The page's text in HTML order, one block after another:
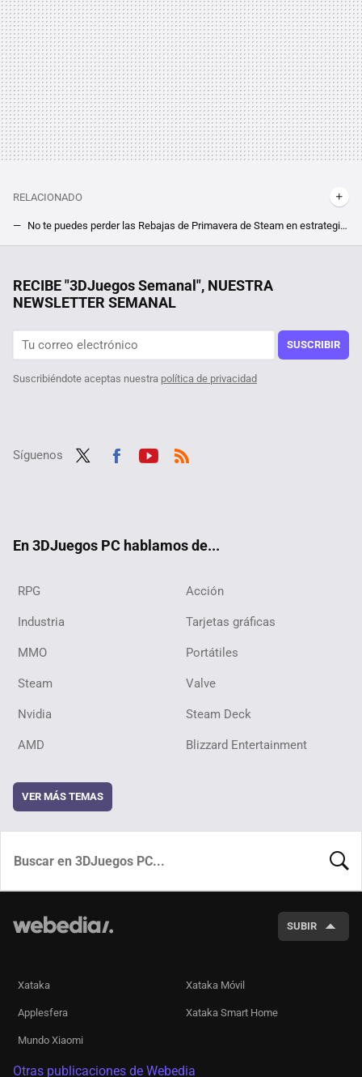
RELACIONADO
No te puedes perder las Rebajas de Primavera de Steam en estrategia y aquí están las más destacadas
¿Un survival de mundo abierto en el que despliegas tus barcos como si fueran pokémons? Es una de las propuestas más alocadas pero bien recibidas de Steam ahora mismo
RECIBE "3DJuegos Semanal", NUESTRA
NEWSLETTER SEMANAL
SUSCRIBIR
Suscribiéndote aceptas nuestra política de privacidad
Síguenos
En 3DJuegos PC hablamos de...
RPG Acción
Industria Tarjetas gráficas
MMO Portátiles
Steam Valve
Nvidia Steam Deck
AMD Blizzard Entertainment
VER MÁS TEMAS
SUBIR
Xataka Xataka Móvil
Applesfera Xataka Smart Home
Mundo Xiaomi
Otras publicaciones de Webedia